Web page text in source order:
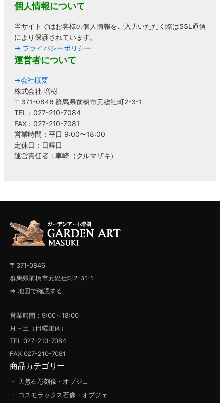
個人情報について
当サイトではお客様の個人情報をご入力いただく際はSSL通信
により保護されています。
→ プライバシーポリシー
運営者について
→会社概要
株式会社 増樹
〒371-0846 群馬県前橋市元総社町2-3-1
TEL：027-210-7084
FAX：027-210-7081
営業時間：平日 9:00〜18:00
定休日：日曜日
運営責任者：車崎（クルマザキ）
〒371-0846
群馬県前橋市元総社町2-31-1
⇒ 地図で確認する
営業時間：9:00～18:00
月～土（日曜定休）
TEL 027-210-7084
FAX 027-210-7081
商品カテゴリー
・ 天然石彫刻像・オブジェ
・ コスモラックス石像・オブジェ